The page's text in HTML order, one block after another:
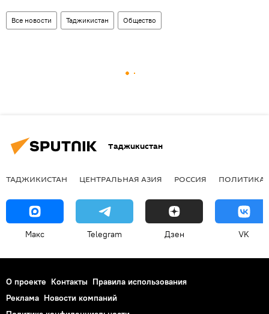
Все новости Таджикистан Общество
Таджикистан
ТАДЖИКИСТАН ЦЕНТРАЛЬНАЯ АЗИЯ РОССИЯ ПОЛИТИКА
Макс Telegram Дзен VK
О проекте Контакты Правила использования
Реклама Новости компаний